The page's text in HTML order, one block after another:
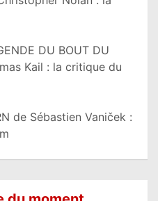
DU BOUT DU
Kail : la critique du
de Sébastien Vaniček :